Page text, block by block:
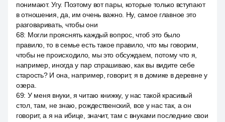
понимают. Угу. Поэтому вот пары, которые только вступают
в отношения, да, им очень важно. Ну, самое главное это
разговаривать, чтобы они
68: Могли прояснять каждый вопрос, чтоб это было
правило, то в семье есть такое правило, что мы говорим,
чтобы не происходило, мы это обсуждаем, потому что я,
например, иногда у пар спрашиваю, как вы видите себе
старость? И она, например, говорит, я в домике в деревне у
озера.
69: У меня внуки, я читаю книжку, у нас такой красивый
стол, там, не знаю, рождественский, все у нас так, а он
говорит, а я на ибице, значит, там с внуками последние свои